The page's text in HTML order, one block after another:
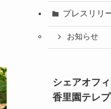
プレスリリ
お知らせ
シェアオフ
香里園テレ